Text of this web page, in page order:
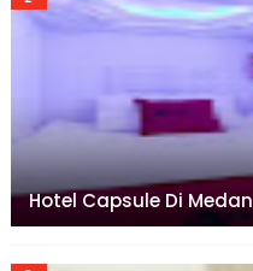
Hotel Capsule Di